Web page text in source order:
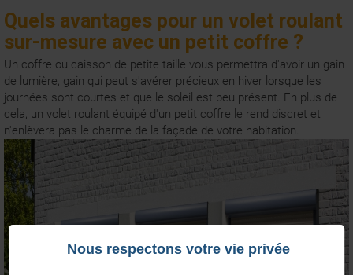
Quels avantages pour un volet roulant
sur-mesure avec un petit coffre ?
Un coffre ou caisson de petite taille vous permettra d'avoir un gain
de lumière, gain qui peut s'avérer précieux en hiver lorsque les
journées sont courtes et que le soleil est peu présent. En plus de
cela, un volet roulant équipé d'un petit coffre le rend discret et
n'enlèvera pas le charme de la façade de votre habitation.
Nous respectons votre vie privée